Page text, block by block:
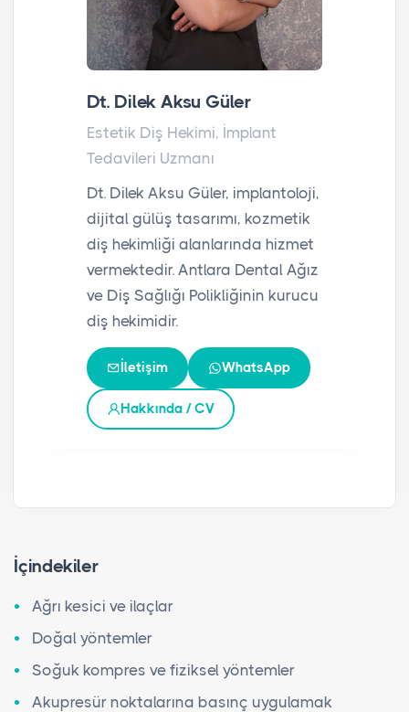
Dt. Dilek Aksu Güler
Estetik Diş Hekimi, İmplant
Tedavileri Uzmanı
Dt. Dilek Aksu Güler, implantoloji,
dijital gülüş tasarımı, kozmetik
diş hekimliği alanlarında hizmet
vermektedir. Antlara Dental Ağız
ve Diş Sağlığı Polikliğinin kurucu
diş hekimidir.
İletişim WhatsApp
Hakkında / CV
İçindekiler
Ağrı kesici ve ilaçlar
Doğal yöntemler
Soğuk kompres ve fiziksel yöntemler
Akupresür noktalarına basınç uygulamak